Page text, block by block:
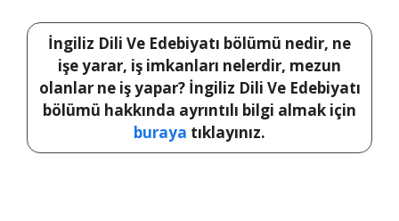
İngiliz Dili Ve Edebiyatı bölümü nedir, ne
işe yarar, iş imkanları nelerdir, mezun
olanlar ne iş yapar? İngiliz Dili Ve Edebiyatı
bölümü hakkında ayrıntılı bilgi almak için
buraya tıklayınız.